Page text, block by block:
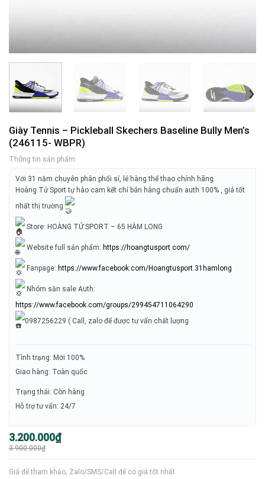
Giày Tennis – Pickleball Skechers Baseline Bully Men’s
(246115- WBPR)
Thông tin sản phẩm
Với 31 năm chuyên phân phối sỉ, lẻ hàng thể thao chính hãng.
Hoàng Tử Sport tự hào cam kết chỉ bán hàng chuẩn auth 100% , giá tốt
nhất thị trường
Store: HOÀNG TỬ SPORT – 65 HÀM LONG
Website full sản phẩm: https://hoangtusport.com/
Fanpage: https://www.facebook.com/Hoangtusport.31hamlong
Nhóm săn sale Auth:
https://www.facebook.com/groups/299454711064290
0987256229 ( Call, zalo để được tư vấn chất lượng
Tình trạng: Mới 100%
Giao hàng: Toàn quốc
Trạng thái: Còn hàng
Hỗ trợ tư vấn: 24/7
3.900.000₫
Giá
gốc
là:
3.200.000₫
Giá
hiện
tại
Giá để tham khảo, Zalo/SMS/Call để có giá tốt nhất